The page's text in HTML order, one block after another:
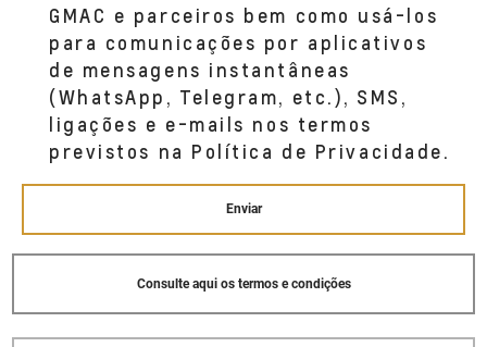
GMAC e parceiros bem como usá-los
para comunicações por aplicativos
de mensagens instantâneas
(WhatsApp, Telegram, etc.), SMS,
ligações e e-mails nos termos
previstos na Política de Privacidade.
Enviar
Consulte aqui os termos e condições